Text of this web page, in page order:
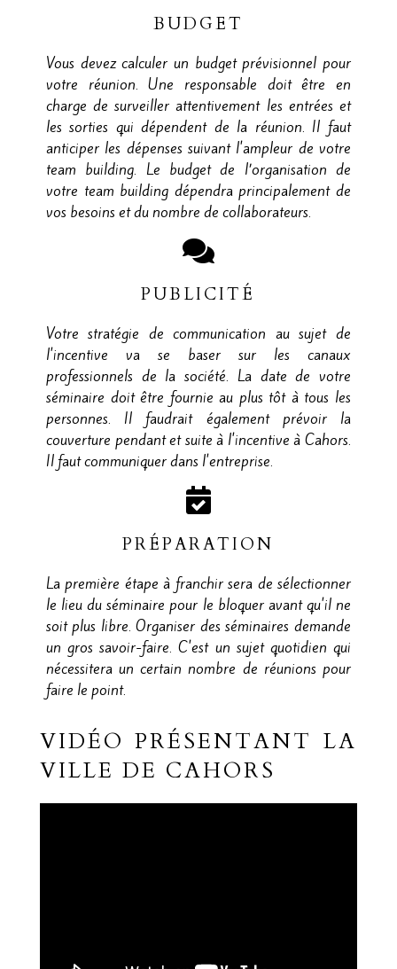
BUDGET
Vous devez calculer un budget prévisionnel pour
votre réunion. Une responsable doit être en
charge de surveiller attentivement les entrées et
les sorties qui dépendent de la réunion. Il faut
anticiper les dépenses suivant l'ampleur de votre
team building. Le budget de l’organisation de
votre team building dépendra principalement de
vos besoins et du nombre de collaborateurs.
PUBLICITÉ
Votre stratégie de communication au sujet de
l'incentive va se baser sur les canaux
professionnels de la société. La date de votre
séminaire doit être fournie au plus tôt à tous les
personnes. Il faudrait également prévoir la
couverture pendant et suite à l'incentive à Cahors.
Il faut communiquer dans l'entreprise.
PRÉPARATION
La première étape à franchir sera de sélectionner
le lieu du séminaire pour le bloquer avant qu'il ne
soit plus libre. Organiser des séminaires demande
un gros savoir-faire. C'est un sujet quotidien qui
nécessitera un certain nombre de réunions pour
faire le point.
VIDÉO PRÉSENTANT LA
VILLE DE CAHORS